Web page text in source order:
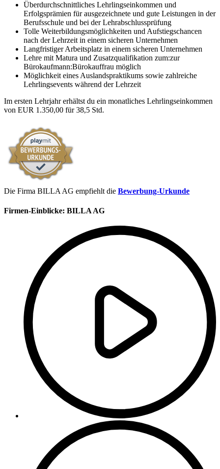
Überdurchschnittliches Lehrlingseinkommen und
Erfolgsprämien für ausgezeichnete und gute Leistungen in der
Berufsschule und bei der Lehrabschlussprüfung
Tolle Weiterbildungsmöglichkeiten und Aufstiegschancen
nach der Lehrzeit in einem sicheren Unternehmen
Langfristiger Arbeitsplatz in einem sicheren Unternehmen
Lehre mit Matura und Zusatzqualifikation zum:zur
Bürokaufmann:Bürokauffrau möglich
Möglichkeit eines Auslandspraktikums sowie zahlreiche
Lehrlingsevents während der Lehrzeit
Im ersten Lehrjahr erhältst du ein monatliches Lehrlingseinkommen
von EUR 1.350,00 für 38,5 Std.
Die Firma BILLA AG empfiehlt die Bewerbung-Urkunde
Firmen-Einblicke: BILLA AG